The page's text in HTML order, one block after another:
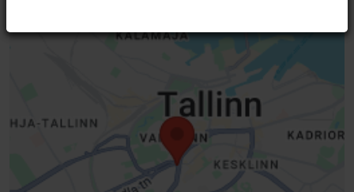
Täielik ligipääsetavus lapsevankriga
Tavauks, automaatselt avatav
Liftid, tavalift - sobib ratastoolile
Invatuba